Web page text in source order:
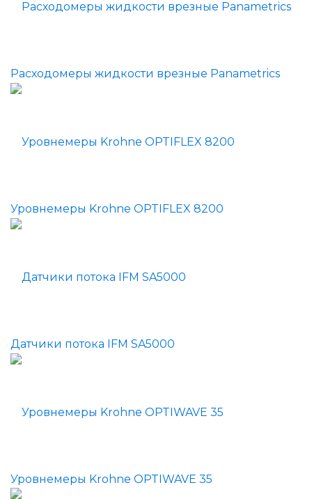
Расходомеры жидкости врезные Panametrics
Уровнемеры Krohne OPTIFLEX 8200
Датчики потока IFM SA5000
Уровнемеры Krohne OPTIWAVE 35